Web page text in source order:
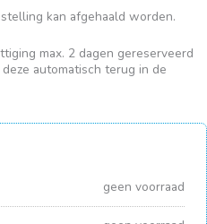
kan afgehaald worden.
max. 2 dagen gereserveerd
automatisch terug in de
geen voorraad